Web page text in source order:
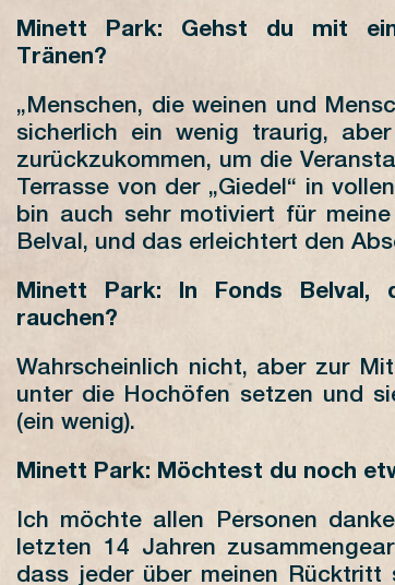
Minett Park: Gehst du mit
Tränen?
„Menschen, die weinen und
sicherlich ein wenig traurig,
zurückzukommen, um die
Terrasse von der „Giedel“ in
bin auch sehr motiviert für
Belval, und das erleichtert den
Minett Park: In Fonds Belval,
rauchen?
Wahrscheinlich nicht, aber zur
unter die Hochöfen setzen und
(ein wenig).
Minett Park: Möchtest du noch
Ich möchte allen Personen
letzten 14 Jahren
dass jeder über meinen